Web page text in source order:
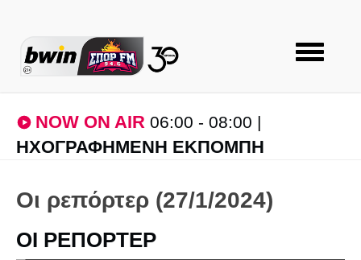
Toggle
NOW ON AIR 06:00 - 08:00 |
ΗΧΟΓΡΑΦΗΜΕΝΗ ΕΚΠΟΜΠΗ
Οι ρεπόρτερ (27/1/2024)
ΟΙ ΡΕΠΟΡΤΕΡ